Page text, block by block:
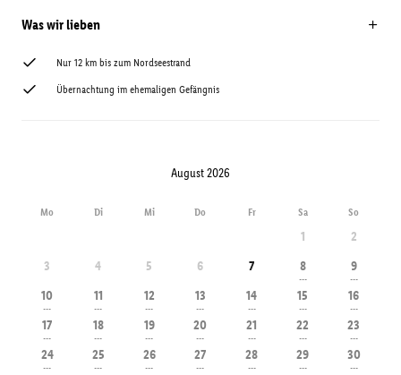
Was wir lieben
Nur 12 km bis zum Nordseestrand
Übernachtung im ehemaligen Gefängnis
August 2026
Mo Di Mi Do Fr Sa So
1
2
3
4 5 6 7 8
---
9
---
10
---
11
---
12
---
13
---
14
---
15
---
16
---
17
---
18
---
19
---
20
---
21
---
22
---
23
---
24
---
25
---
26
---
27
---
28
---
29
---
30
---